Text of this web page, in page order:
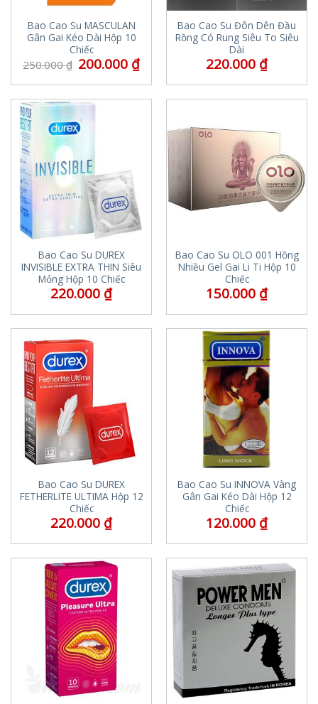
Bao Cao Su MASCULAN
Gân Gai Kéo Dài Hộp 10
Chiếc
250.000₫ 200.000 ₫
Bao Cao Su Đôn Dên Đầu
Rồng Có Rung Siêu To Siêu
Dài
220.000 ₫
Bao Cao Su DUREX
INVISIBLE EXTRA THIN Siêu
Mỏng Hộp 10 Chiếc
220.000 ₫
Bao Cao Su OLO 001 Hồng
Nhiều Gel Gai Li Ti Hộp 10
Chiếc
150.000 ₫
Bao Cao Su DUREX
FETHERLITE ULTIMA Hộp 12
Chiếc
220.000 ₫
Bao Cao Su INNOVA Vàng
Gân Gai Kéo Dài Hộp 12
Chiếc
120.000 ₫